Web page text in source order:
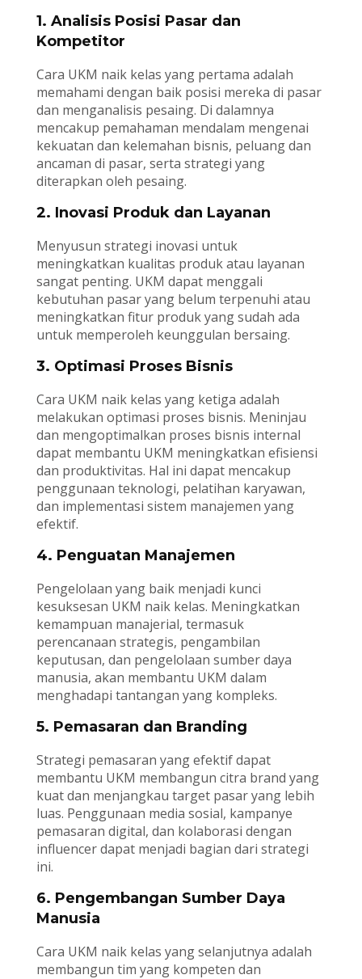
1. Analisis Posisi Pasar dan
Kompetitor
Cara UKM naik kelas yang pertama adalah
memahami dengan baik posisi mereka di pasar
dan menganalisis pesaing. Di dalamnya
mencakup pemahaman mendalam mengenai
kekuatan dan kelemahan bisnis, peluang dan
ancaman di pasar, serta strategi yang
diterapkan oleh pesaing.
2. Inovasi Produk dan Layanan
Menyusun strategi inovasi untuk
meningkatkan kualitas produk atau layanan
sangat penting. UKM dapat menggali
kebutuhan pasar yang belum terpenuhi atau
meningkatkan fitur produk yang sudah ada
untuk memperoleh keunggulan bersaing.
3. Optimasi Proses Bisnis
Cara UKM naik kelas yang ketiga adalah
melakukan optimasi proses bisnis. Meninjau
dan mengoptimalkan proses bisnis internal
dapat membantu UKM meningkatkan efisiensi
dan produktivitas. Hal ini dapat mencakup
penggunaan teknologi, pelatihan karyawan,
dan implementasi sistem manajemen yang
efektif.
4. Penguatan Manajemen
Pengelolaan yang baik menjadi kunci
kesuksesan UKM naik kelas. Meningkatkan
kemampuan manajerial, termasuk
perencanaan strategis, pengambilan
keputusan, dan pengelolaan sumber daya
manusia, akan membantu UKM dalam
menghadapi tantangan yang kompleks.
5. Pemasaran dan Branding
Strategi pemasaran yang efektif dapat
membantu UKM membangun citra brand yang
kuat dan menjangkau target pasar yang lebih
luas. Penggunaan media sosial, kampanye
pemasaran digital, dan kolaborasi dengan
influencer dapat menjadi bagian dari strategi
ini.
6. Pengembangan Sumber Daya
Manusia
Cara UKM naik kelas yang selanjutnya adalah
membangun tim yang kompeten dan